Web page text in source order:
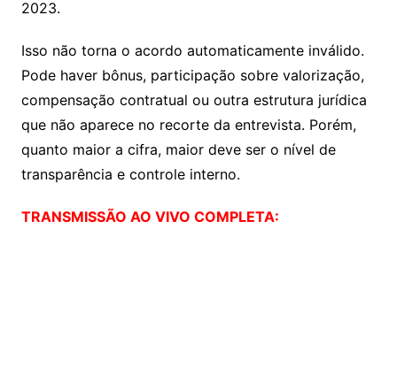
2023.
Isso não torna o acordo automaticamente inválido.
Pode haver bônus, participação sobre valorização,
compensação contratual ou outra estrutura jurídica
que não aparece no recorte da entrevista. Porém,
quanto maior a cifra, maior deve ser o nível de
transparência e controle interno.
TRANSMISSÃO AO VIVO COMPLETA: